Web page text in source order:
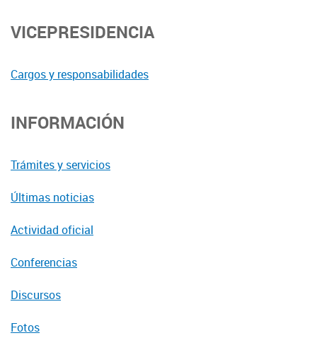
VICEPRESIDENCIA
Cargos y responsabilidades
INFORMACIÓN
Trámites y servicios
Últimas noticias
Actividad oficial
Conferencias
Discursos
Fotos